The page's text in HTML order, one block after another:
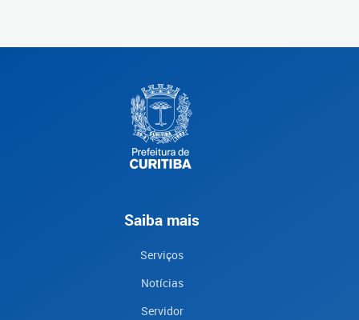
Saiba mais
Serviços
Notícias
Servidor